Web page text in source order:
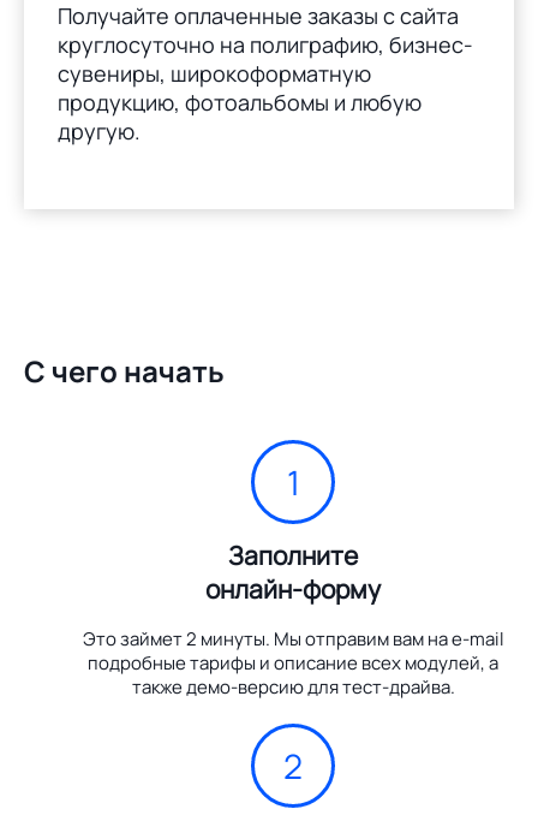
Получайте оплаченные заказы с сайта
круглосуточно на полиграфию, бизнес-
сувениры, широкоформатную
продукцию, фотоальбомы и любую
другую.
С чего начать
1
Заполните
онлайн-форму
Это займет 2 минуты. Мы отправим вам на e-mail
подробные тарифы и описание всех модулей, а
также демо-версию для тест-драйва.
2